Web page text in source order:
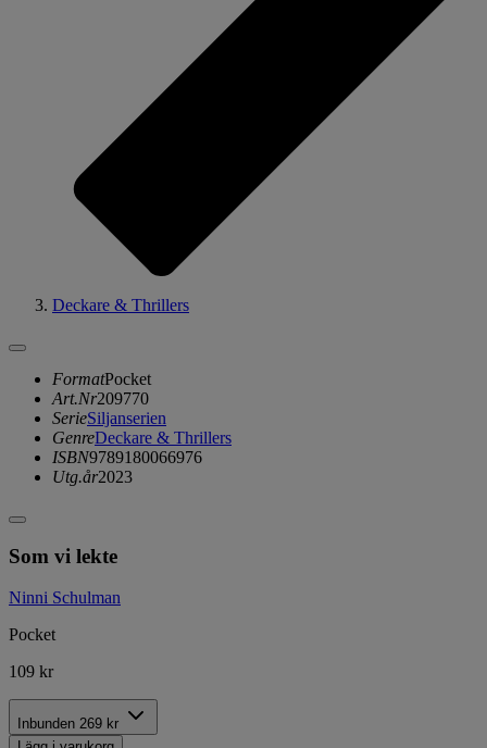
Deckare & Thrillers
FormatPocket
Art.Nr209770
SerieSiljanserien
GenreDeckare & Thrillers
ISBN9789180066976
Utg.år2023
Som vi lekte
Ninni Schulman
Pocket
109 kr
Inbunden 269 kr